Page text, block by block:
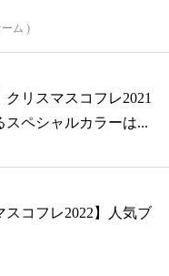
ム )
クリスマスコフレ2021
スペシャルカラーは...
コフレ2022】人気ブ